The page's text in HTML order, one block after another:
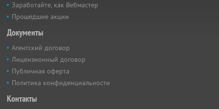
Заработайте, как Вебмастер
Прошедшие акции
Документы
Агентский договор
Лицензионный договор
Публичная оферта
Политика конфиденциальности
Контакты